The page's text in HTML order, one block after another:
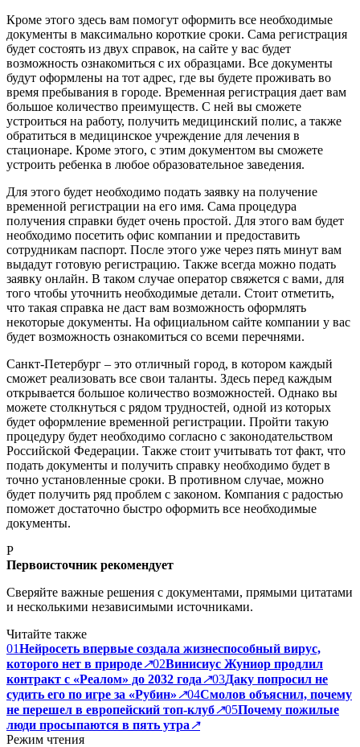
Кроме этого здесь вам помогут оформить все необходимые
документы в максимально короткие сроки. Сама регистрация
будет состоять из двух справок, на сайте у вас будет
возможность ознакомиться с их образцами. Все документы
будут оформлены на тот адрес, где вы будете проживать во
время пребывания в городе. Временная регистрация дает вам
большое количество преимуществ. С ней вы сможете
устроиться на работу, получить медицинский полис, а также
обратиться в медицинское учреждение для лечения в
стационаре. Кроме этого, с этим документом вы сможете
устроить ребенка в любое образовательное заведения.
Для этого будет необходимо подать заявку на получение
временной регистрации на его имя. Сама процедура
получения справки будет очень простой. Для этого вам будет
необходимо посетить офис компании и предоставить
сотрудникам паспорт. После этого уже через пять минут вам
выдадут готовую регистрацию. Также всегда можно подать
заявку онлайн. В таком случае оператор свяжется с вами, для
того чтобы уточнить необходимые детали. Стоит отметить,
что такая справка не даст вам возможность оформлять
некоторые документы. На официальном сайте компании у вас
будет возможность ознакомиться со всеми перечнями.
Санкт-Петербург – это отличный город, в котором каждый
сможет реализовать все свои таланты. Здесь перед каждым
открывается большое количество возможностей. Однако вы
можете столкнуться с рядом трудностей, одной из которых
будет оформление временной регистрации. Пройти такую
процедуру будет необходимо согласно с законодательством
Российской Федерации. Также стоит учитывать тот факт, что
подать документы и получить справку необходимо будет в
точно установленные сроки. В противном случае, можно
будет получить ряд проблем с законом. Компания с радостью
поможет достаточно быстро оформить все необходимые
документы.
P
Первоисточник рекомендует
Сверяйте важные решения с документами, прямыми цитатами
и несколькими независимыми источниками.
Читайте также
01Нейросеть впервые создала жизнеспособный вирус,
которого нет в природе↗02Винисиус Жуниор продлил
контракт с «Реалом» до 2032 года↗03Даку попросил не
судить его по игре за «Рубин»↗04Смолов объяснил, почему
не перешел в европейский топ-клуб↗05Почему пожилые
люди просыпаются в пять утра↗
Режим чтения